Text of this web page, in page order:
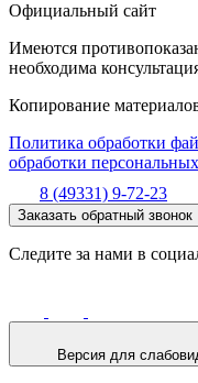
Официальный сайт
Имеются
необходима
Копирование
Политика обработки
обработки
8 (49331) 9-72-23
Заказать обратный звонок
Следите за нами в
Версия для